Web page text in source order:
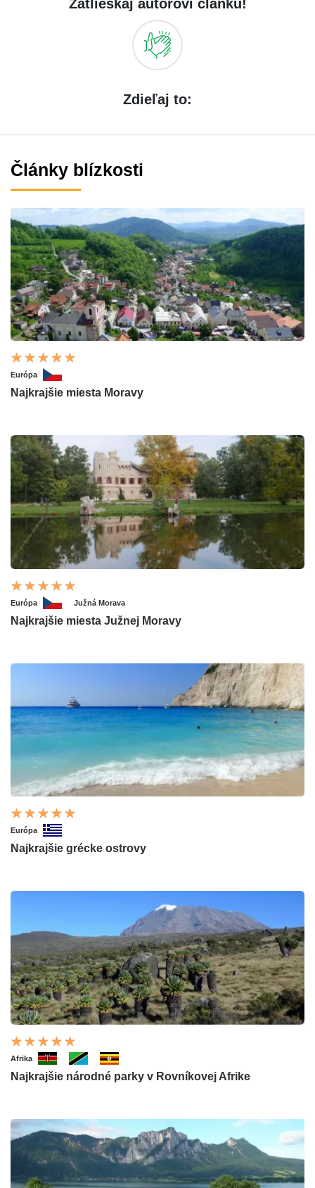
Zatlieskaj autorovi článku!
Zdieľaj to:
Články blízkosti
Európa
Najkrajšie miesta Moravy
Európa Južná Morava
Najkrajšie miesta Južnej Moravy
Európa
Najkrajšie grécke ostrovy
Afrika
Najkrajšie národné parky v Rovníkovej Afrike